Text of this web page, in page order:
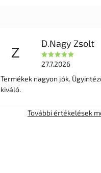
Z
D.Nagy Zsolt
27.7.2026
Termékek nagyon jók.
kiváló.
További értékelések